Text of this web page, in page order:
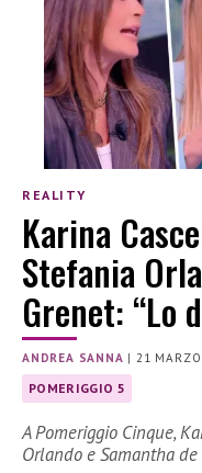
REALITY
Karina
Stefania
Grenet: “Lo
ANDREA SANNA |21
POMERIGGIO 5
A Pomeriggio Cinque,
Orlando e Samantha de